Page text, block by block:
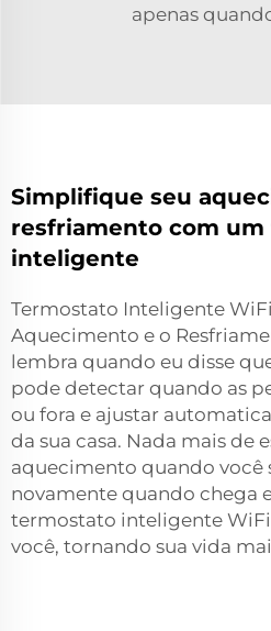
apenas
Simplifique seu
resfriamento com
inteligente
Termostato Inteligente
Aquecimento e o
lembra quando eu disse
pode detectar quando as
ou fora e ajustar
da sua casa. Nada mais de
aquecimento quando você
novamente quando chega
termostato inteligente
você, tornando sua vida